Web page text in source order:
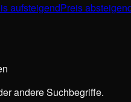
aufsteigendPreis
andere Suchbegriffe.